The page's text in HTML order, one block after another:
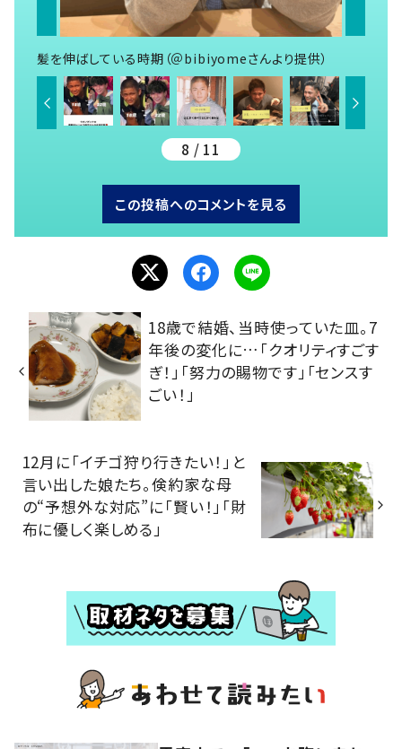
髪を伸ばしている時期（＠bibiyomeさんより提供）
8 / 11
この投稿へのコメントを見る
18歳で結婚、当時使っていた皿。7
年後の変化に…「クオリティすごす
ぎ！」「努力の賜物です」「センスす
ごい！」
12月に「イチゴ狩り行きたい！」と
言い出した娘たち。倹約家な母
の“予想外な対応”に「賢い！」「財
布に優しく楽しめる」